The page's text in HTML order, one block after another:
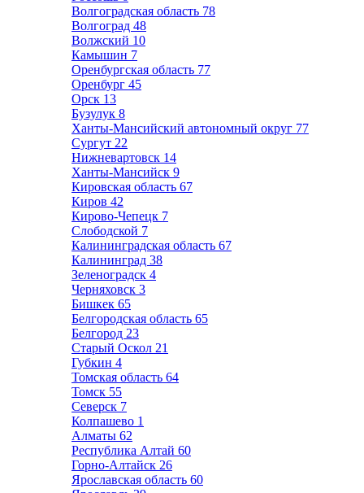
Волгоградская область 78
Волгоград 48
Волжский 10
Камышин 7
Оренбургская область 77
Оренбург 45
Орск 13
Бузулук 8
Ханты-Мансийский автономный округ 77
Сургут 22
Нижневартовск 14
Ханты-Мансийск 9
Кировская область 67
Киров 42
Кирово-Чепецк 7
Слободской 7
Калининградская область 67
Калининград 38
Зеленоградск 4
Черняховск 3
Бишкек 65
Белгородская область 65
Белгород 23
Старый Оскол 21
Губкин 4
Томская область 64
Томск 55
Северск 7
Колпашево 1
Алматы 62
Республика Алтай 60
Горно-Алтайск 26
Ярославская область 60